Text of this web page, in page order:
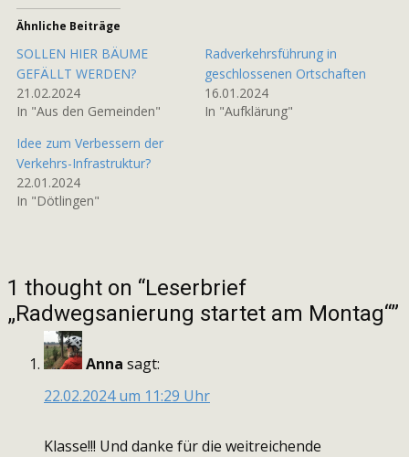
Ähnliche Beiträge
SOLLEN HIER BÄUME
GEFÄLLT WERDEN?
21.02.2024
In "Aus den Gemeinden"
Radverkehrsführung in
geschlossenen Ortschaften
16.01.2024
In "Aufklärung"
Idee zum Verbessern der
Verkehrs-Infrastruktur?
22.01.2024
In "Dötlingen"
1 thought on “Leserbrief
„Radwegsanierung startet am Montag“”
Anna sagt:
22.02.2024 um 11:29 Uhr
Klasse!!! Und danke für die weitreichende